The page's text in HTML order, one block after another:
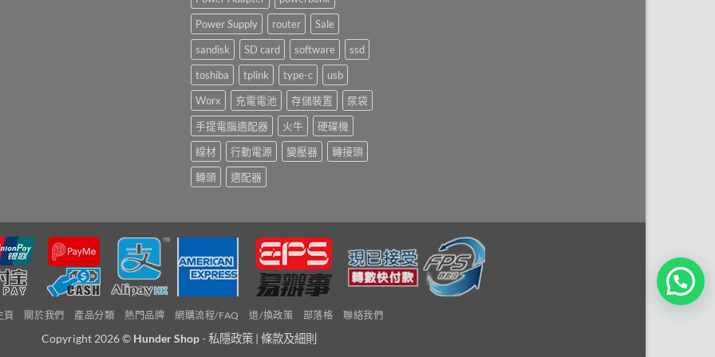
Power Supply
router
Sale
sandisk
SD card software
ssd
toshiba
tplink type-c
usb
Worx
充電電池 存儲裝置
尿袋
手提電腦適配器
火牛
硬碟機
線材
行動電源 變壓器
轉接頭
轉頭
適配器
頁 關於我們 產品分類 熱門品牌 網購流程/FAQ 退/換政策 部落格 聯絡我們
Copyright 2026 © Hunder Shop- 私隱政策| 條款及細則